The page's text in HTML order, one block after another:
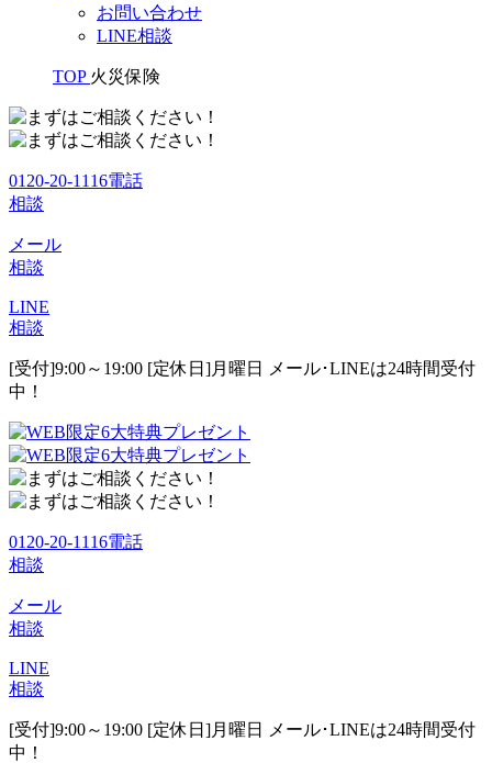
お問い合わせ
LINE相談
TOP 火災保険
0120-20-1116電話
相談
メール
相談
LINE
相談
[受付]9:00～19:00 [定休日]月曜日
メール･LINEは24時間受付
中！
0120-20-1116電話
相談
メール
相談
LINE
相談
[受付]9:00～19:00 [定休日]月曜日
メール･LINEは24時間受付
中！